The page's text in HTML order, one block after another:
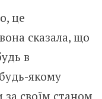
це
сказала, що
в
якому
своїм станом